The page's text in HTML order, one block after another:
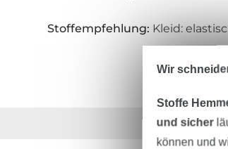
Stoffempfehlung: Kleid:
Wir
Stoffe
und sicher
können und